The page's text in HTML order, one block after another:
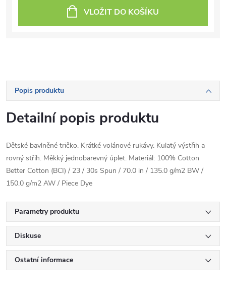
VLOŽIT DO KOŠÍKU
Popis produktu
Detailní popis produktu
Dětské bavlněné tričko. Krátké volánové rukávy. Kulatý výstřih a
rovný střih. Měkký jednobarevný úplet. Materiál: 100% Cotton
Better Cotton (BCI) / 23 / 30s Spun / 70.0 in / 135.0 g/m2 BW /
150.0 g/m2 AW / Piece Dye
Parametry produktu
Diskuse
Ostatní informace